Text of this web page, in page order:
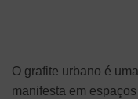
O grafite urbano é
manifesta em